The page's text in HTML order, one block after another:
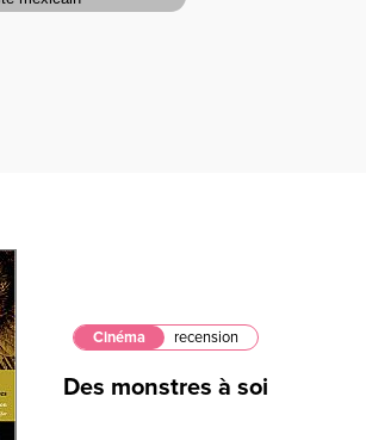
Cinéma recension
Des monstres à soi